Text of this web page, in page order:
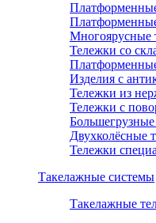
Многоярусные
Тележки со
Изделия с
Тележки из
Тележки с
Двухколёсные
Тележки
Такелажные системы
Такелажные